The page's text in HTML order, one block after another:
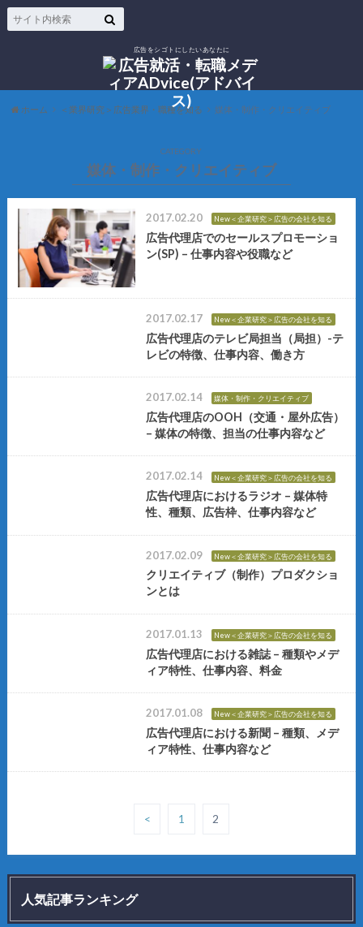
広告をシゴトにしたいあなたに
ホーム ＜業界研究＞広告業界・職種を知る 媒体・制作・クリエイティブ
CATEGORY
媒体・制作・クリエイティブ
2017.02.20 New＜企業研究＞広告の会社を知る
広告代理店でのセールスプロモーショ
ン(SP) – 仕事内容や役職など
2017.02.17 New＜企業研究＞広告の会社を知る
広告代理店のテレビ局担当（局担）-テ
レビの特徴、仕事内容、働き方
2017.02.14 媒体・制作・クリエイティブ
広告代理店のOOH（交通・屋外広告）
– 媒体の特徴、担当の仕事内容など
2017.02.14 New＜企業研究＞広告の会社を知る
広告代理店におけるラジオ – 媒体特
性、種類、広告枠、仕事内容など
2017.02.09 New＜企業研究＞広告の会社を知る
クリエイティブ（制作）プロダクショ
ンとは
2017.01.13 New＜企業研究＞広告の会社を知る
広告代理店における雑誌 – 種類やメデ
ィア特性、仕事内容、料金
2017.01.08 New＜企業研究＞広告の会社を知る
広告代理店における新聞 – 種類、メデ
ィア特性、仕事内容など
< 1 2
人気記事ランキング